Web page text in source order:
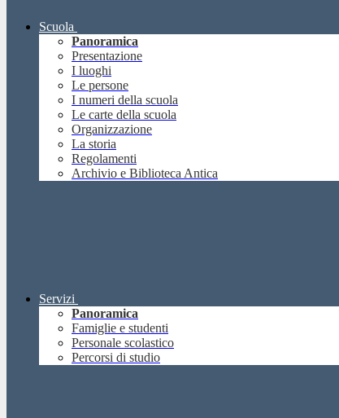
Scuola
Panoramica
Presentazione
I luoghi
Le persone
I numeri della scuola
Le carte della scuola
Organizzazione
La storia
Regolamenti
Archivio e Biblioteca Antica
Servizi
Panoramica
Famiglie e studenti
Personale scolastico
Percorsi di studio